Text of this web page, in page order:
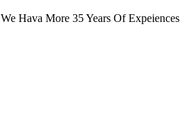
We Hava More 35 Years Of Expeiences